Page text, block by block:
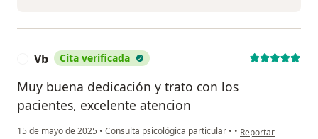
Vb Cita verificada
Muy buena dedicación y trato con los
pacientes, excelente atencion
15 de mayo de 2025 • Consulta psicológica particular • • en opinión del
Reportar